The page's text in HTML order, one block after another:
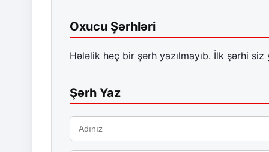
Oxucu Şərhləri
Hələlik heç bir şərh yazılmayıb. İlk şərhi siz
Şərh Yaz